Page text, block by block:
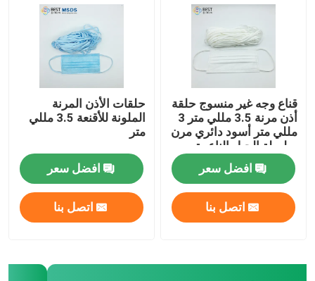
حلقة الأذن المرنة المستديرة
عصابات الأذن المرنة
حلقة الأذن المسطحة
حلقات الأذن المتمددة
قناع وجه غير منسوج حلقة
أذن مرنة 3.5 مللي متر 3
مللي متر أسود دائري مرن
سلسلة الحبل الناعمة
افضل سعر
اتصل بنا
حلقات الأذن المرنة
الملونة للأقنعة 3.5 مللي
متر
افضل سعر
اتصل بنا